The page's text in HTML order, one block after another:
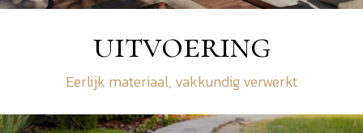
uitvoering
Eerlijk materiaal, vakkundig verwerkt